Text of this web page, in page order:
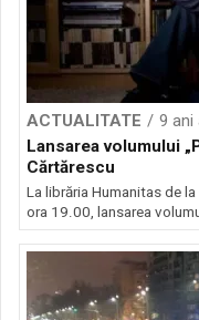
ACTUALITATE
9 ani
Lansarea volumului
Cărtărescu
La librăria Humanitas de
ora 19.00, lansarea